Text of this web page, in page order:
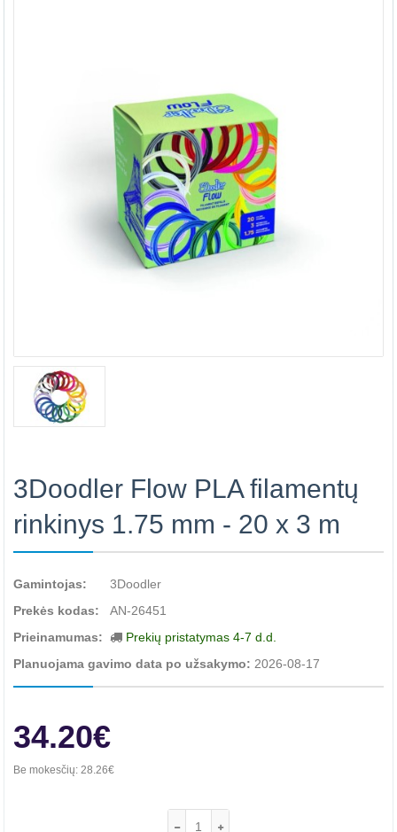
3Doodler Flow PLA filamentų
rinkinys 1.75 mm - 20 x 3 m
Gamintojas:
3Doodler
Prekės kodas:
AN-26451
Prieinamumas:
Prekių pristatymas 4-7 d.d.
Planuojama gavimo data po užsakymo: 2026-08-17
34.20€
Be mokesčių: 28.26€